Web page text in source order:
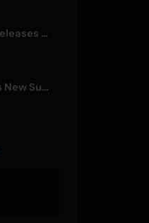
Kawanishi Natsuki releases digital single 'Sayonara wa Ichiban Kirei na Atashi de'
KOMOREBI Releases New Summer Single 'Letsu Natsu'